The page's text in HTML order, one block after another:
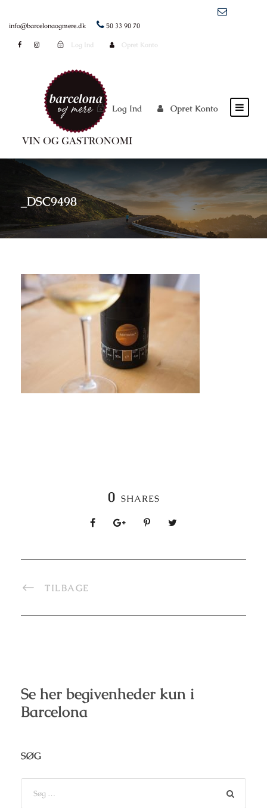
info@barcelonaogmere.dk 50 33 90 70
Log Ind Opret Konto
Log Ind Opret Konto
_DSC9498
0 SHARES
TILBAGE
Se her begivenheder kun i
Barcelona
SØG